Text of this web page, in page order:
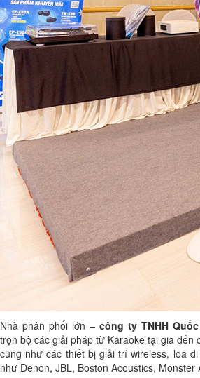
Nhà phân phối lớn – công ty TNHH
trọn bộ các giải pháp từ Karaoke tại gia đến
cũng như các thiết bị giải trí wireless, loa
như Denon, JBL, Boston Acoustics, Monster